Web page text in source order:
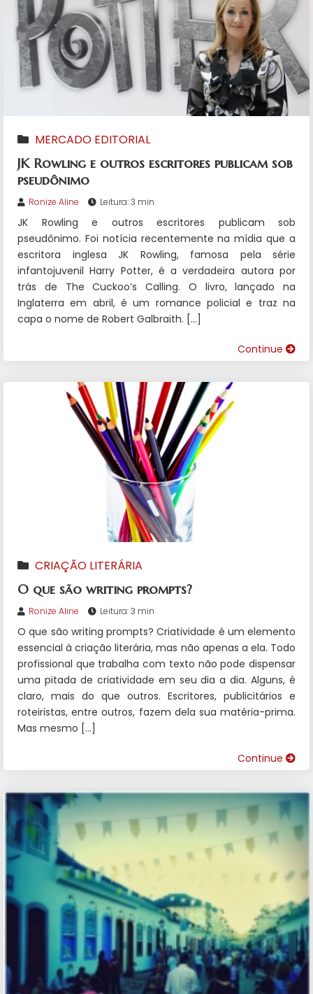
MERCADO EDITORIAL
JK Rowling e outros escritores publicam sob
pseudônimo
Ronize Aline Leitura: 3 min
JK Rowling e outros escritores publicam sob
pseudônimo. Foi notícia recentemente na mídia que a
escritora inglesa JK Rowling, famosa pela série
infantojuvenil Harry Potter, é a verdadeira autora por
trás de The Cuckoo’s Calling. O livro, lançado na
Inglaterra em abril, é um romance policial e traz na
capa o nome de Robert Galbraith. […]
Continue
CRIAÇÃO LITERÁRIA
O que são writing prompts?
Ronize Aline Leitura: 3 min
O que são writing prompts? Criatividade é um elemento
essencial à criação literária, mas não apenas a ela. Todo
profissional que trabalha com texto não pode dispensar
uma pitada de criatividade em seu dia a dia. Alguns, é
claro, mais do que outros. Escritores, publicitários e
roteiristas, entre outros, fazem dela sua matéria-prima.
Mas mesmo […]
Continue